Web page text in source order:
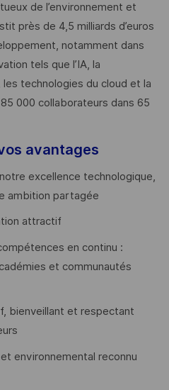
de l’environnement et
près de 4,5 milliards d’euros
notamment dans
tels que l’IA, la
technologies du cloud et la
000 collaborateurs dans 65
avantages
excellence technologique,
ambition partagée
attractif
en continu :
et communautés
bienveillant et respectant
environnemental reconnu